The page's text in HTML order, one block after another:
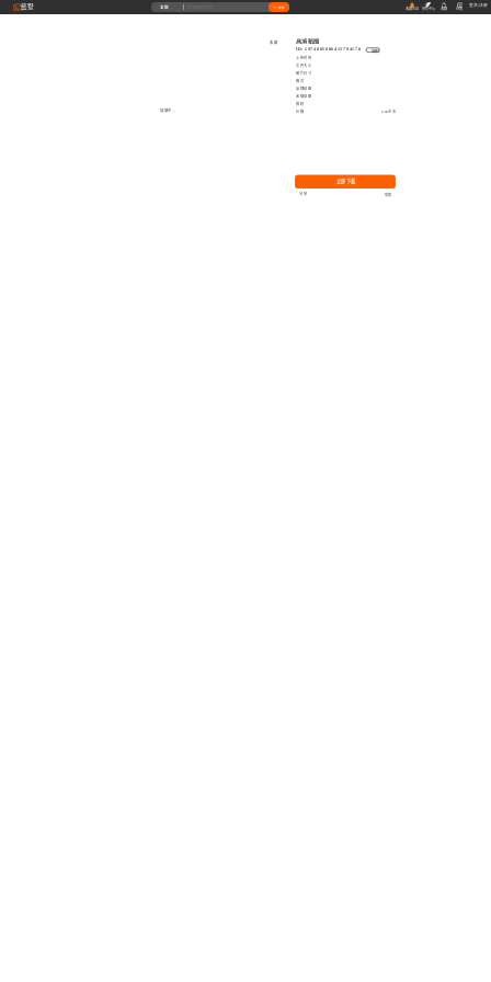
藝墅 全部 搜索 收藏本站 创作中心 收藏 充值
登录 |注册
加载中...
收藏 高清贴图
ID: 1974005806415794178 复制
上传时间
文件大小
图片尺寸
格式
品牌贴图
无缝贴图
授权
价格 0.00艺币
立即下载
分享 举报